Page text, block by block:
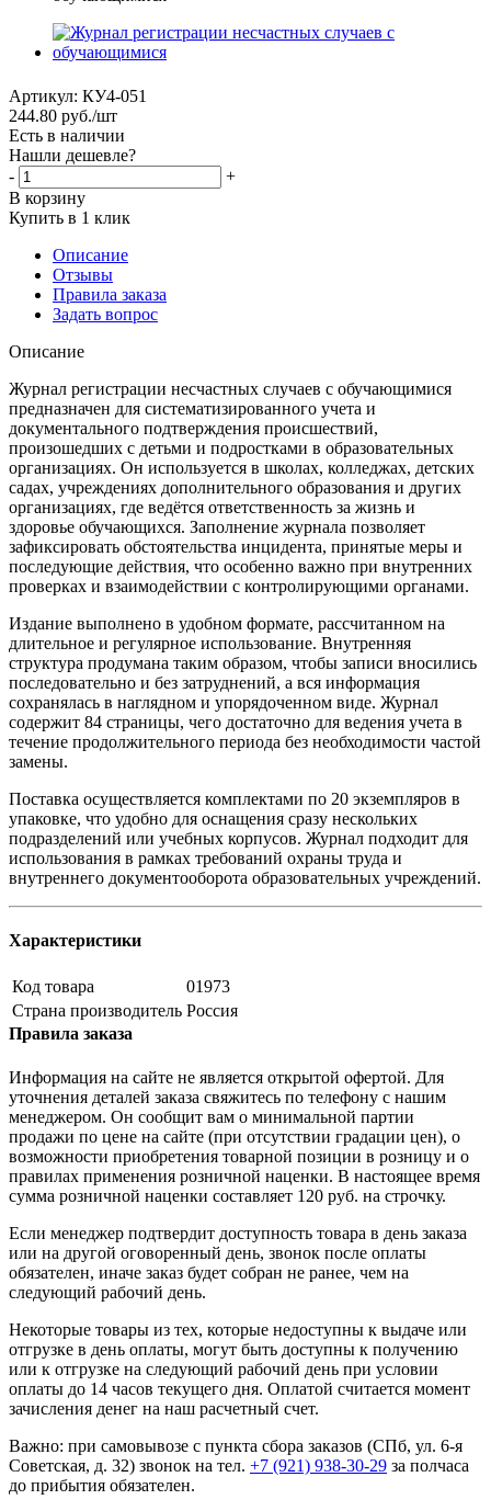
Артикул: КУ4-051
244.80 руб./шт
Есть в наличии
Нашли дешевле?
-
+
В корзину
Купить в 1 клик
Описание
Отзывы
Правила заказа
Задать вопрос
Описание
Журнал регистрации несчастных случаев с обучающимися
предназначен для систематизированного учета и
документального подтверждения происшествий,
произошедших с детьми и подростками в образовательных
организациях. Он используется в школах, колледжах, детских
садах, учреждениях дополнительного образования и других
организациях, где ведётся ответственность за жизнь и
здоровье обучающихся. Заполнение журнала позволяет
зафиксировать обстоятельства инцидента, принятые меры и
последующие действия, что особенно важно при внутренних
проверках и взаимодействии с контролирующими органами.
Издание выполнено в удобном формате, рассчитанном на
длительное и регулярное использование. Внутренняя
структура продумана таким образом, чтобы записи вносились
последовательно и без затруднений, а вся информация
сохранялась в наглядном и упорядоченном виде. Журнал
содержит 84 страницы, чего достаточно для ведения учета в
течение продолжительного периода без необходимости частой
замены.
Поставка осуществляется комплектами по 20 экземпляров в
упаковке, что удобно для оснащения сразу нескольких
подразделений или учебных корпусов. Журнал подходит для
использования в рамках требований охраны труда и
внутреннего документооборота образовательных учреждений.
Характеристики
Код товара
01973
Страна производитель Россия
Правила заказа
Информация на сайте не является открытой офертой. Для
уточнения деталей заказа свяжитесь по телефону с нашим
менеджером. Он сообщит вам о минимальной партии
продажи по цене на сайте (при отсутствии градации цен), о
возможности приобретения товарной позиции в розницу и о
правилах применения розничной наценки. В настоящее время
сумма розничной наценки составляет 120 руб. на строчку.
Если менеджер подтвердит доступность товара в день заказа
или на другой оговоренный день, звонок после оплаты
обязателен, иначе заказ будет собран не ранее, чем на
следующий рабочий день.
Некоторые товары из тех, которые недоступны к выдаче или
отгрузке в день оплаты, могут быть доступны к получению
или к отгрузке на следующий рабочий день при условии
оплаты до 14 часов текущего дня. Оплатой считается момент
зачисления денег на наш расчетный счет.
Важно: при самовывозе с пункта сборa заказов (СПб, ул. 6-я
Советская, д. 32) звонок на тел. +7 (921) 938-30-29 за полчаса
до прибытия обязателен.